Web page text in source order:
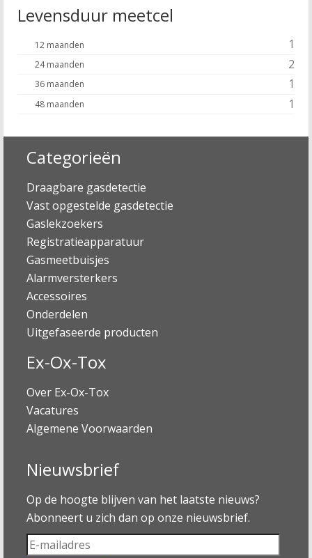
Levensduur meetcel
12 maanden 1
24 maanden 2
36 maanden 1
48 maanden 1
Categorieën
Draagbare gasdetectie
Vast opgestelde gasdetectie
Gaslekzoekers
Registratieapparatuur
Gasmeetbuisjes
Alarmversterkers
Accessoires
Onderdelen
Uitgefaseerde producten
Ex-Ox-Tox
Over Ex-Ox-Tox
Vacatures
Algemene Voorwaarden
Nieuwsbrief
Op de hoogte blijven van het laatste nieuws?
Abonneert u zich dan op onze nieuwsbrief.